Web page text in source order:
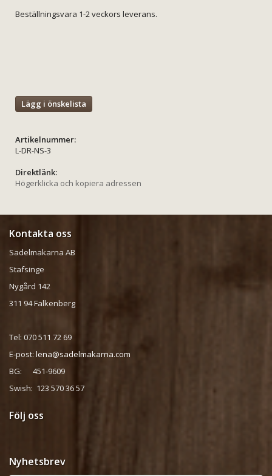
Beställningsvara 1-2 veckors leverans.
Lägg i önskelista
Artikelnummer:
L-DR-NS-3
Direktlänk:
Högerklicka och kopiera adressen
Kontakta oss
Sadelmakarna AB
Stafsinge
Nygård 142
311 94 Falkenberg
Tel: 070 511 72 69
E-post: lena@sadelmakarna.com
BG: 451-9609
Swish: 123 570 36 57
Följ oss
Nyhetsbrev